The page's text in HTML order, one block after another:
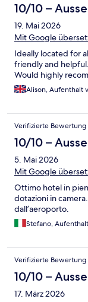
10/10 –
19. Mai 2026
Mit Google
Ideally located for
friendly and
Would highly
Alison, Aufenthalt
Verifizierte Bewertung
10/10 –
5. Mai 2026
Mit Google
Ottimo hotel in
dotazioni in
dall’aeroporto.
Stefano,
Verifizierte Bewertung
10/10 –
17. März 2026